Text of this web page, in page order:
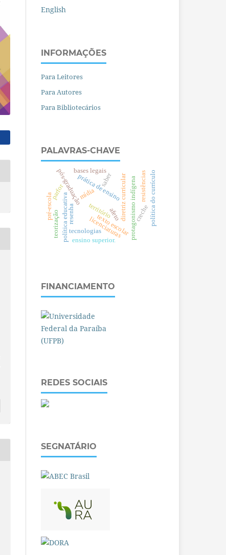
English
INFORMAÇÕES
Para Leitores
Para Autores
Para Bibliotecários
PALAVRAS-CHAVE
resenha território diretriz curricular
prática de ensino
texto escolar
pós-graduação protagonismo indígena
saber
política educativa mídia
licenciaturas
parfor
pré-escola creche
bases legais
ensino superior.
política do currículo
tecnologias
teorização afeto
resistências
FINANCIAMENTO
REDES SOCIAIS
SEGNATÁRIO